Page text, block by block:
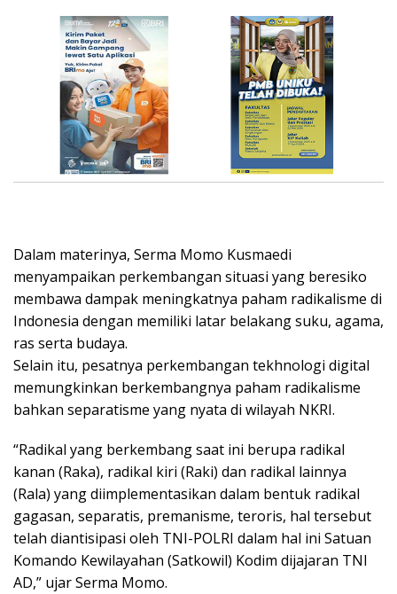
Dalam materinya, Serma Momo Kusmaedi
menyampaikan perkembangan situasi yang beresiko
membawa dampak meningkatnya paham radikalisme di
Indonesia dengan memiliki latar belakang suku, agama,
ras serta budaya.
Selain itu, pesatnya perkembangan tekhnologi digital
memungkinkan berkembangnya paham radikalisme
bahkan separatisme yang nyata di wilayah NKRI.
“Radikal yang berkembang saat ini berupa radikal
kanan (Raka), radikal kiri (Raki) dan radikal lainnya
(Rala) yang diimplementasikan dalam bentuk radikal
gagasan, separatis, premanisme, teroris, hal tersebut
telah diantisipasi oleh TNI-POLRI dalam hal ini Satuan
Komando Kewilayahan (Satkowil) Kodim dijajaran TNI
AD,” ujar Serma Momo.